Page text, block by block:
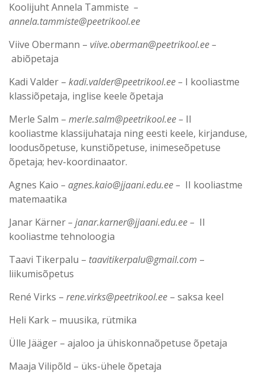
Koolijuht Annela Tammiste –
annela.tammiste@peetrikool.ee
Viive Obermann – viive.oberman@peetrikool.ee –
abiõpetaja
Kadi Valder – kadi.valder@peetrikool.ee – I kooliastme
klassiõpetaja, inglise keele õpetaja
Merle Salm – merle.salm@peetrikool.ee – II
kooliastme klassijuhataja ning eesti keele, kirjanduse,
loodusõpetuse, kunstiõpetuse, inimeseõpetuse
õpetaja; hev-koordinaator.
Agnes Kaio – agnes.kaio@jjaani.edu.ee – II kooliastme
matemaatika
Janar Kärner– janar.karner@jjaani.edu.ee – II
kooliastme tehnoloogia
Taavi Tikerpalu – taavitikerpalu@gmail.com –
liikumisõpetus
René Virks – rene.virks@peetrikool.ee – saksa keel
Heli Kark – muusika, rütmika
Ülle Jääger – ajaloo ja ühiskonnaõpetuse õpetaja
Maaja Vilipõld – üks-ühele õpetaja